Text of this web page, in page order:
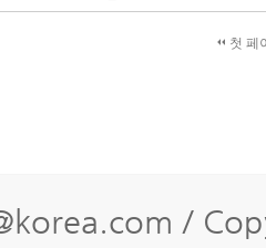
첫 페
/